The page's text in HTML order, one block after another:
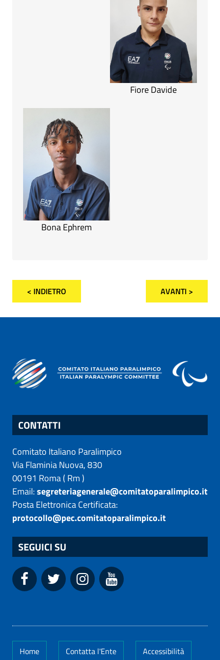
Fiore Davide
Bona Ephrem
< INDIETRO AVANTI >
CONTATTI
Comitato Italiano Paralimpico
Via Flaminia Nuova, 830
00191 Roma( Rm)
Email:segreteriagenerale@comitatoparalimpico.it
Posta Elettronica Certificata:
protocollo@pec.comitatoparalimpico.it
SEGUICI SU
Home Contatta l'Ente Accessibilità